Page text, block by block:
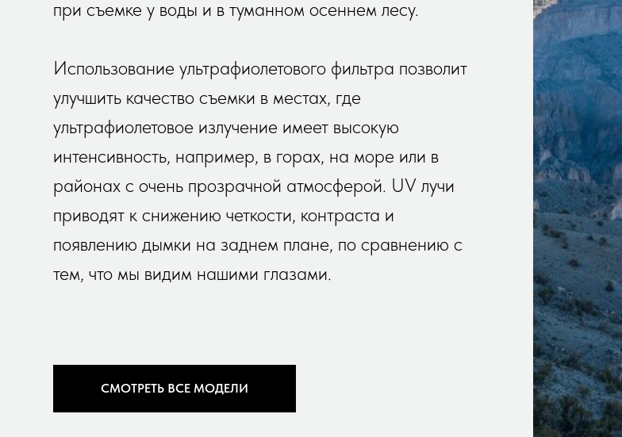
при съемке у воды и в туманном осеннем лесу.
Использование ультрафиолетового фильтра позволит
улучшить качество съемки в местах, где
ультрафиолетовое излучение имеет высокую
интенсивность, например, в горах, на море или в
районах с очень прозрачной атмосферой. UV лучи
приводят к снижению четкости, контраста и
появлению дымки на заднем плане, по сравнению с
тем, что мы видим нашими глазами.
СМОТРЕТЬ ВСЕ МОДЕЛИ